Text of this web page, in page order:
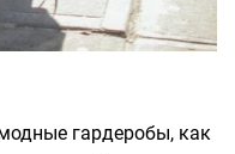
гардеробы, как